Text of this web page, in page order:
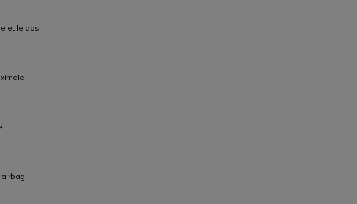
et le dos
airbag